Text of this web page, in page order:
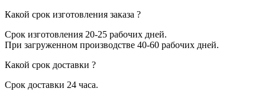
Какой срок изготовления заказа ?
Срок изготовления 20-25 рабочих дней.
При загруженном производстве 40-60 рабочих дней.
Какой срок доставки ?
Срок доставки 24 часа.